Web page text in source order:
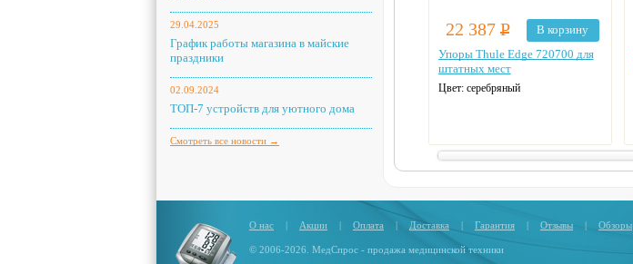
29.04.2025
График работы магазина в майские
праздники
02.09.2024
ТОП-7 устройств для уютного дома
Смотреть все новости →
22 387 Р
В корзину
Упоры Thule Edge 720700 для
штатных мест
Цвет: серебряный
О нас | Акции | Оплата | Доставка | Гарантия | Отзывы | Обзоры
© 2006-2026. МедСпрос - продажа медицинской техники